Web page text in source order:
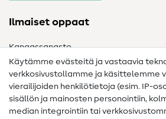
Ilmaiset oppaat
Kangassanasto
Ompelusanasto
Ompeluohjeet
Apua ja yhteystiedot
Käytämme evästeitä ja vastaavia
verkkosivustollamme ja käsittelemme
vierailijoiden henkilötietoja (esim. IP-
sisällön ja mainosten personointiin,
median integrointiin tai